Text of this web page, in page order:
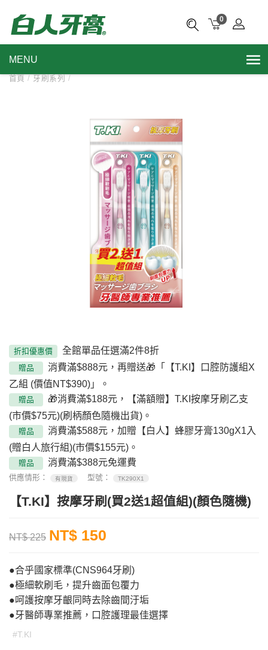
0
MENU
首頁/ 牙刷系列 /
折扣優惠價 全館單品任選滿2件8折
贈品
消費滿$888元，再贈送🎁「【T.KI】口腔防護組X
乙組 (價值NT$390)」。
贈品
🎁消費滿$188元，【滿額贈】T.KI按摩牙刷乙支
(市價$75元)(刷柄顏色隨機出貨)。
贈品
消費滿$588元，加贈【白人】蜂膠牙膏130gX1入
(贈白人旅行組)(市價$155元)。
贈品 消費滿$388元免運費
供應情形： 有現貨 型號： TK290X1
【T.KI】按摩牙刷(買2送1超值組)(顏色隨機)
NT$ 225 NT$ 150
●合乎國家標準(CNS964牙刷)
●極細軟刷毛，提升齒面包覆力
●呵護按摩牙齦同時去除齒間汙垢
●牙醫師專業推薦，口腔護理最佳選擇
#T.KI